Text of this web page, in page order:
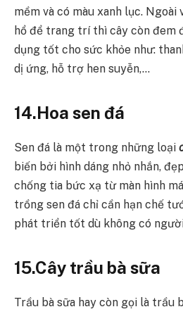
mềm và có màu xanh lục.
hổ để trang trí thì cây còn đem
dụng tốt cho sức khỏe như:
dị ứng, hỗ trợ hen suyễn,…
14.Hoa sen đá
Sen đá là một trong những loại
biến bởi hình dáng nhỏ nhắn,
chống tia bức xạ từ màn hình
trồng sen đá chỉ cần hạn chế
phát triển tốt dù không có
15.Cây trầu bà sữa
Trầu bà sữa hay còn gọi là trầu